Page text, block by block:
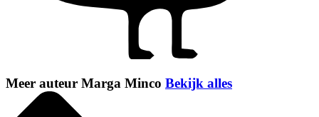
Meer auteur Marga Minco Bekijk alles